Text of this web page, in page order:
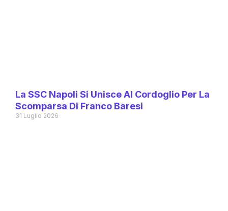
La SSC Napoli Si Unisce Al Cordoglio Per La
Scomparsa Di Franco Baresi
31 Luglio 2026